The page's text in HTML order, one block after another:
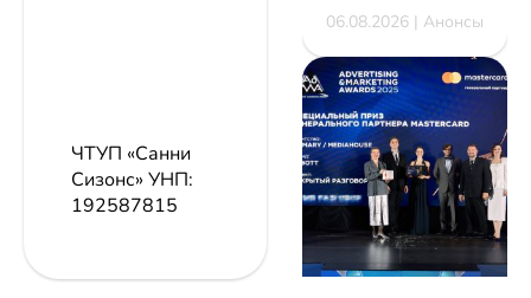
ЧТУП «Санни
Сизонс» УНП:
192587815
06.08.2026 | Анонсы